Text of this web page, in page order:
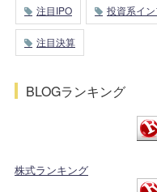
注目IPO 投資系イ
注目決算
BLOGランキング
株式ランキング